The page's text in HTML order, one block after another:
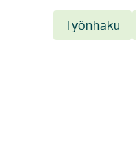
Työnhaku